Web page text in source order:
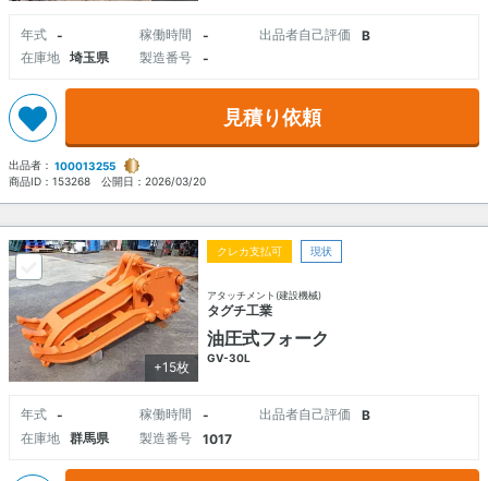
年式 - 稼働時間 - 出品者自己評価
B
在庫地
埼玉県 製造番号 -
見積り依頼
出品者： 100013255
商品ID： 153268 公開日： 2026/03/20
+15枚
クレカ支払可 現状
アタッチメント(建設機械)
タグチ工業
油圧式フォーク
GV-30L
年式 - 稼働時間 - 出品者自己評価
B
在庫地
群馬県 製造番号 1017